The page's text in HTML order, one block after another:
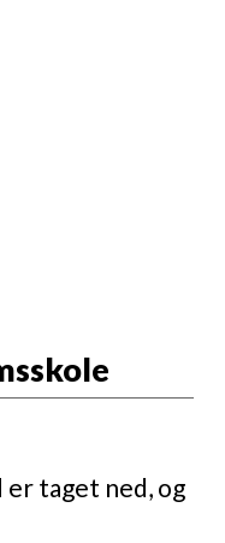
er taget ned, og